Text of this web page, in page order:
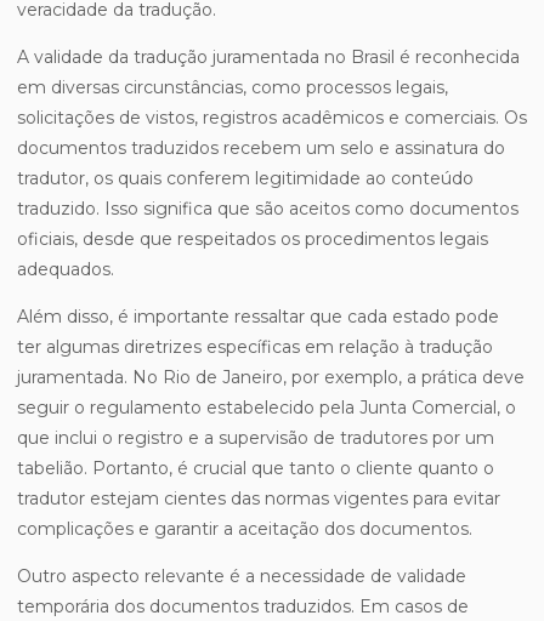
veracidade da tradução.
A validade da tradução juramentada no Brasil é reconhecida
em diversas circunstâncias, como processos legais,
solicitações de vistos, registros acadêmicos e comerciais. Os
documentos traduzidos recebem um selo e assinatura do
tradutor, os quais conferem legitimidade ao conteúdo
traduzido. Isso significa que são aceitos como documentos
oficiais, desde que respeitados os procedimentos legais
adequados.
Além disso, é importante ressaltar que cada estado pode
ter algumas diretrizes específicas em relação à tradução
juramentada. No Rio de Janeiro, por exemplo, a prática deve
seguir o regulamento estabelecido pela Junta Comercial, o
que inclui o registro e a supervisão de tradutores por um
tabelião. Portanto, é crucial que tanto o cliente quanto o
tradutor estejam cientes das normas vigentes para evitar
complicações e garantir a aceitação dos documentos.
Outro aspecto relevante é a necessidade de validade
temporária dos documentos traduzidos. Em casos de